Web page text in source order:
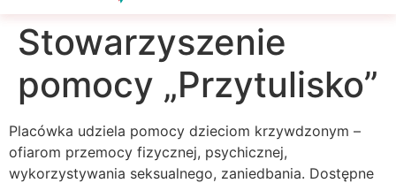
Wspieraj nas!
Stowarzyszenie
pomocy „Przytulisko”
Placówka udziela pomocy dzieciom krzywdzonym –
ofiarom przemocy fizycznej, psychicznej,
wykorzystywania seksualnego, zaniedbania. Dostępne